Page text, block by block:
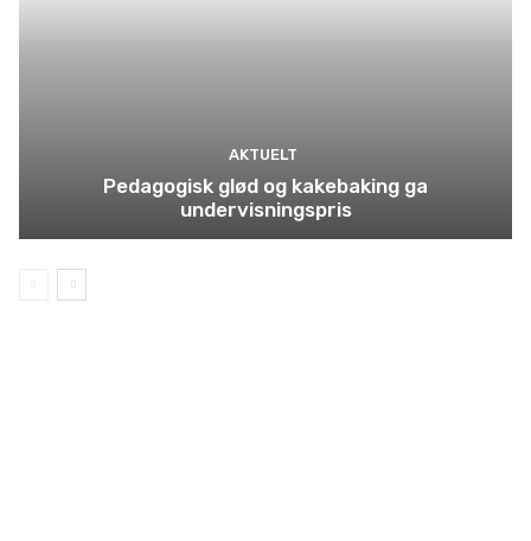
AKTUELT
Pedagogisk glød og kakebaking ga
undervisningspris